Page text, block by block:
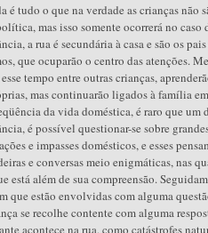
é tudo o que na verdade as crianças não
mas isso somente ocorrerá no
a rua é secundária à casa e são os
que ocuparão o centro das atenções.
tempo entre outras crianças,
mas continuarão ligados à família
da vida doméstica, é raro que
é possível questionar-se sobre
e impasses domésticos, e esses
e conversas meio enigmáticas, nas
está além de sua compreensão.
que estão envolvidas com alguma
se recolhe contente com alguma
acontece na rua, como catástrofes